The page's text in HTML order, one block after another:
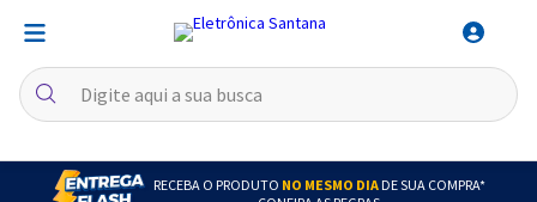
RECEBA O PRODUTO NO MESMO DIADE SUA COMPRA*